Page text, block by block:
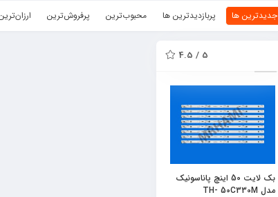
جدیدترین ها پربازدیدترین ها محبوب‌‌ترین پرفروش‌ترین
5 / 4.5
بک لایت 50 اینچ پاناسونیک
مدل TH- 50C330M